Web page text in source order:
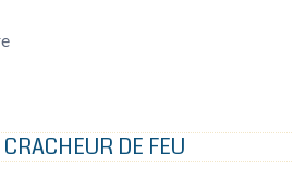
DE FEU